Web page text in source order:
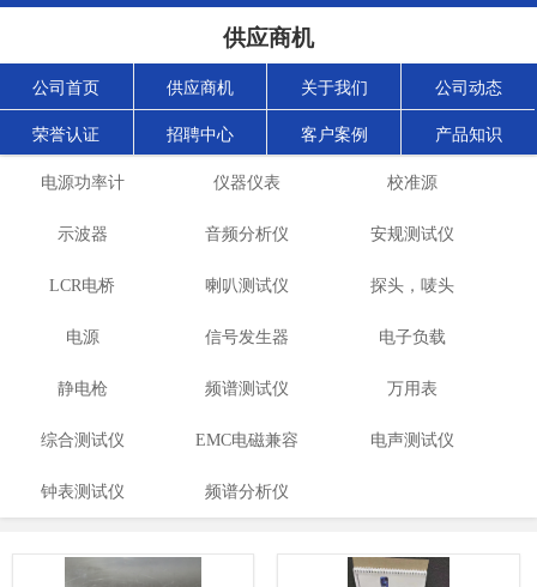
供应商机
公司首页 供应商机 关于我们 公司动态
荣誉认证 招聘中心 客户案例 产品知识
电源功率计 仪器仪表 校准源
示波器 音频分析仪 安规测试仪
LCR电桥 喇叭测试仪 探头，唛头
电源 信号发生器 电子负载
静电枪 频谱测试仪 万用表
综合测试仪 EMC电磁兼容 电声测试仪
钟表测试仪 频谱分析仪